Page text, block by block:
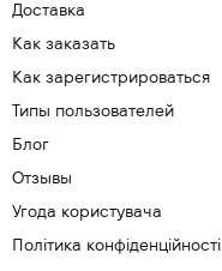
Доставка
Как заказать
Как зарегистрироваться
Типы пользователей
Блог
Отзывы
Угода користувача
Політика конфіденційності